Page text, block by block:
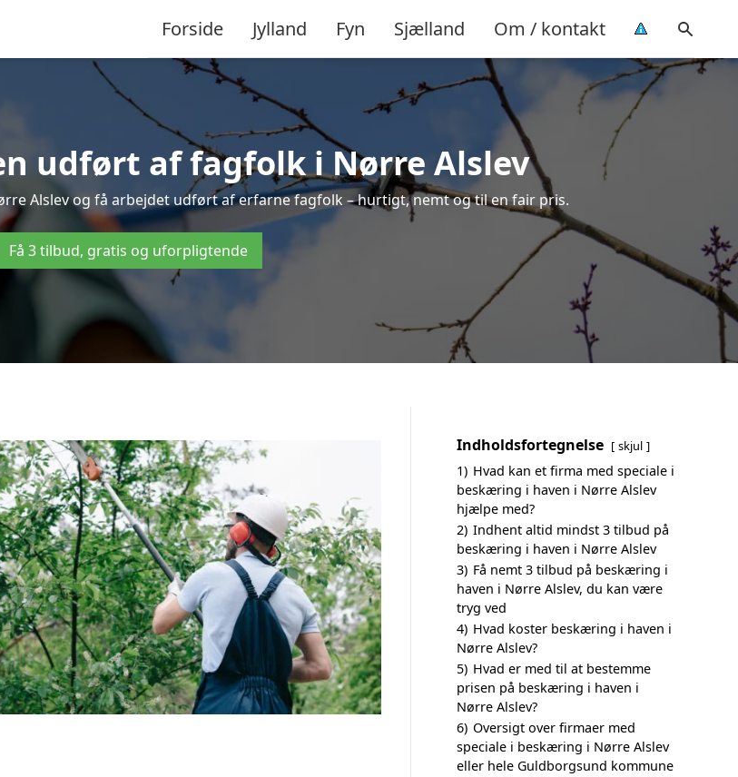
Forside Jylland Fyn Sjælland Om / kontakt
udført af fagfolk i Nørre Alslev
Alslev og få arbejdet udført af erfarne fagfolk – hurtigt, nemt og til en fair pris.
Få 3 tilbud, gratis og uforpligtende
Indholdsfortegnelse skjul
1) Hvad kan et firma med speciale i
beskæring i haven i Nørre Alslev
hjælpe med?
2) Indhent altid mindst 3 tilbud på
beskæring i haven i Nørre Alslev
3) Få nemt 3 tilbud på beskæring i
haven i Nørre Alslev, du kan være
tryg ved
4) Hvad koster beskæring i haven i
Nørre Alslev?
5) Hvad er med til at bestemme
prisen på beskæring i haven i
Nørre Alslev?
6) Oversigt over firmaer med
speciale i beskæring i Nørre Alslev
eller hele Guldborgsund kommune